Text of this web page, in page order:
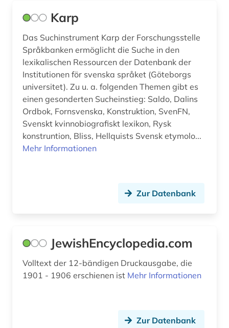
Karp
Das Suchinstrument Karp der Forschungsstelle
Språkbanken ermöglicht die Suche in den
lexikalischen Ressourcen der Datenbank der
Institutionen för svenska språket (Göteborgs
universitet). Zu u. a. folgenden Themen gibt es
einen gesonderten Sucheinstieg: Saldo, Dalins
Ordbok, Fornsvenska, Konstruktion, SvenFN,
Svenskt kvinnobiografiskt lexikon, Rysk
konstruntion, Bliss, Hellquists Svensk etymolo...
Mehr Informationen
Zur Datenbank
JewishEncyclopedia.com
Volltext der 12-bändigen Druckausgabe, die
1901 - 1906 erschienen ist Mehr Informationen
Zur Datenbank